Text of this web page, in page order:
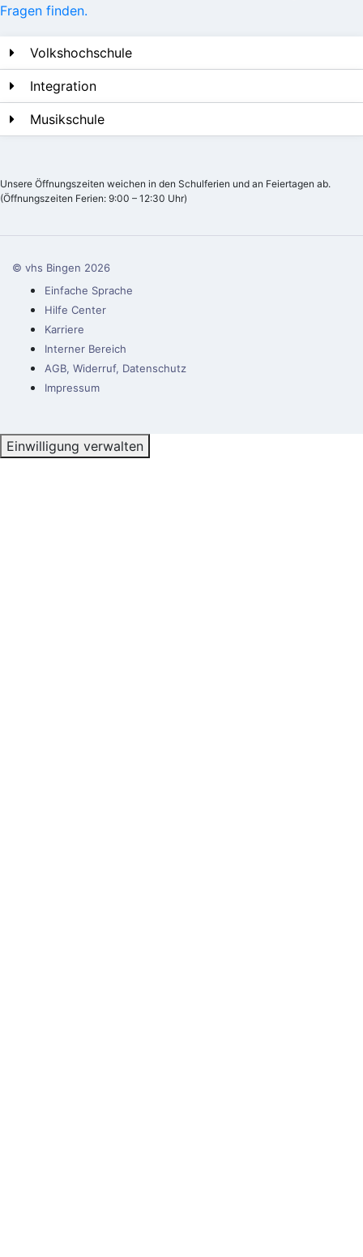
Fragen finden.
Volkshochschule
Integration
Musikschule
Unsere Öffnungszeiten weichen in den Schulferien und an Feiertagen ab.
(Öffnungszeiten Ferien: 9:00 – 12:30 Uhr)
© vhs Bingen 2026
Einfache Sprache
Hilfe Center
Karriere
Interner Bereich
AGB, Widerruf, Datenschutz
Impressum
Einwilligung verwalten